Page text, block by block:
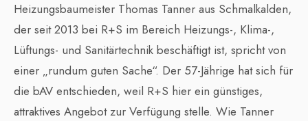
Heizungsbaumeister Thomas Tanner aus Schmalkalden,
der seit 2013 bei R+S im Bereich Heizungs-, Klima-,
Lüftungs- und Sanitärtechnik beschäftigt ist, spricht von
einer „rundum guten Sache“. Der 57-Jährige hat sich für
die bAV entschieden, weil R+S hier ein günstiges,
attraktives Angebot zur Verfügung stelle. Wie Tanner